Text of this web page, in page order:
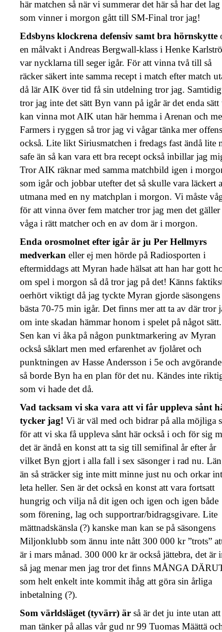
här matchen så när vi summerar det här så har det lag
som vinner i morgon gått till SM-Final tror jag!
Edsbyns klockrena defensiv samt bra hörnskytte
en målvakt i Andreas Bergwall-klass i Henke
var nycklarna till seger igår. För att vinna två till så
räcker säkert inte samma recept i match efter match
då lär AIK över tid få sin utdelning tror jag.
tror jag inte det sätt Byn vann på igår är det enda
kan vinna mot AIK utan här hemma i Arenan och
Farmers i ryggen så tror jag vi vågar tänka mer
också. Lite likt Siriusmatchen i fredags fast ändå lite
safe än så kan vara ett bra recept också inbillar jag
Tror AIK räknar med samma matchbild igen i
som igår och jobbar utefter det så skulle vara läckert
utmana med en ny matchplan i morgon. Vi måste
för att vinna över fem matcher tror jag men det gäller
våga i rätt matcher och en av dom är i morgon.
Enda orosmolnet efter igår är ju Per Hellmyrs
medverkan eller ej men hörde på Radiosporten i
eftermiddags att Myran hade hälsat att han har gott
om spel i morgon så då tror jag på det! Känns
oerhört viktigt då jag tyckte Myran gjorde säsongens
bästa 70-75 min igår. Det finns mer att ta av där tror
om inte skadan hämmar honom i spelet på något sätt.
Sen kan vi åka på någon punktmarkering av Myran
också såklart men med erfarenhet av fjolåret och
punktningen av Hasse Andersson i 5e och
så borde Byn ha en plan för det nu. Kändes inte
som vi hade det då.
Vad tacksam vi ska vara att vi får uppleva sånt
tycker jag! Vi är väl med och bidrar på alla möjliga
för att vi ska få uppleva sånt här också i och för sig
det är ändå en konst att ta sig till semifinal år efter år
vilket Byn gjort i alla fall i sex säsonger i rad nu.
än så sträcker sig inte mitt minne just nu och orkar
leta heller. Sen är det också en konst att vara fortsatt
hungrig och vilja nå dit igen och igen och igen både
som förening, lag och supportrar/bidragsgivare. Lite
mättnadskänsla (?) kanske man kan se på säsongens
Miljonklubb som ännu inte nått 300 000 kr ”trots”
är i mars månad. 300 000 kr är också jättebra, det är
så jag menar men jag tror det finns MÅNGA
som helt enkelt inte kommit ihåg att göra sin årliga
inbetalning (?).
Som världsläget (tyvärr) är så är det ju inte utan att
man tänker på allas vår gud nr 99 Tuomas Määttä